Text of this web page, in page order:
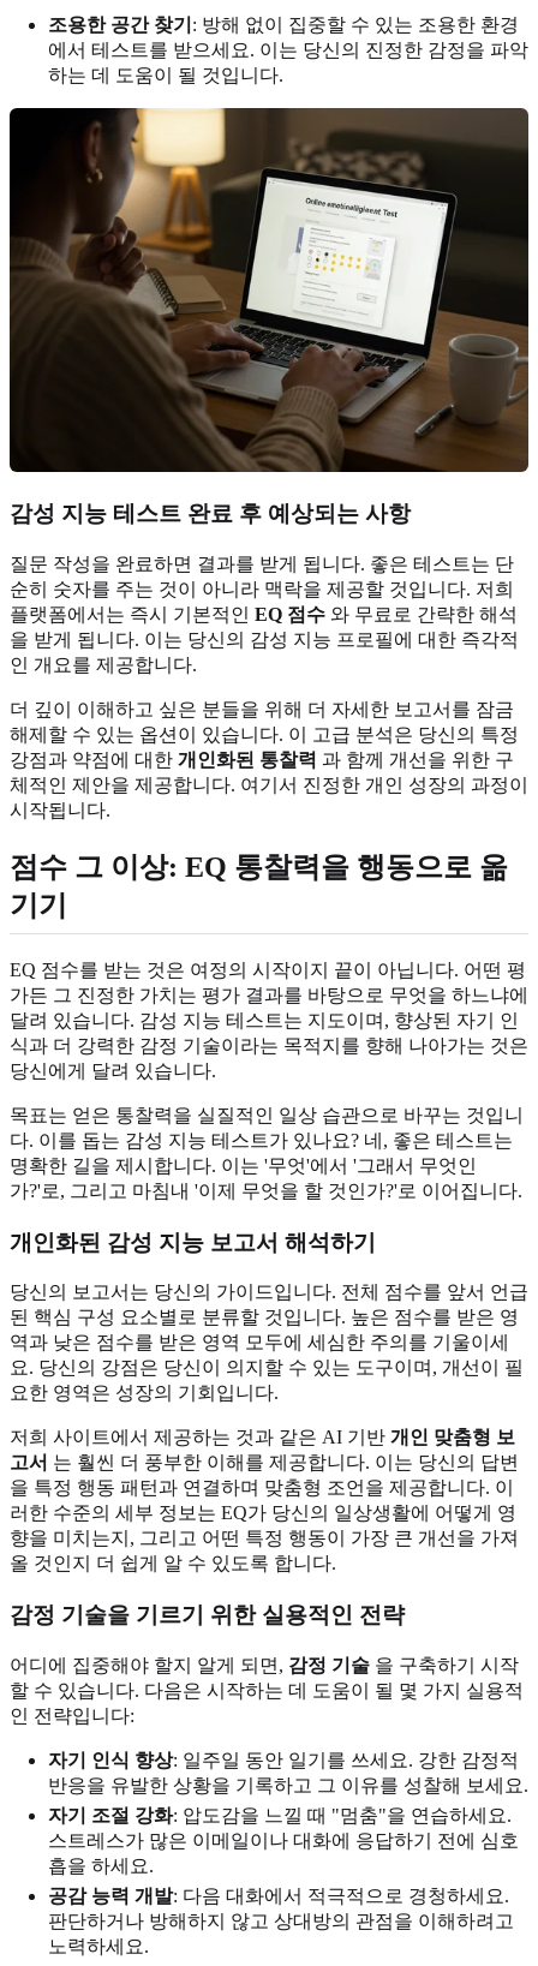
조용한 공간 찾기 : 방해 없이 집중할 수 있는 조용한 환경
에서 테스트를 받으세요. 이는 당신의 진정한 감정을 파악
하는 데 도움이 될 것입니다.
감성 지능 테스트 완료 후 예상되는 사항
질문 작성을 완료하면 결과를 받게 됩니다. 좋은 테스트는 단
순히 숫자를 주는 것이 아니라 맥락을 제공할 것입니다. 저희
플랫폼에서는 즉시 기본적인 EQ 점수 와 무료로 간략한 해석
을 받게 됩니다. 이는 당신의 감성 지능 프로필에 대한 즉각적
인 개요를 제공합니다.
더 깊이 이해하고 싶은 분들을 위해 더 자세한 보고서를 잠금
해제할 수 있는 옵션이 있습니다. 이 고급 분석은 당신의 특정
강점과 약점에 대한 개인화된 통찰력 과 함께 개선을 위한 구
체적인 제안을 제공합니다. 여기서 진정한 개인 성장의 과정이
시작됩니다.
점수 그 이상: EQ 통찰력을 행동으로 옮
기기
EQ 점수를 받는 것은 여정의 시작이지 끝이 아닙니다. 어떤 평
가든 그 진정한 가치는 평가 결과를 바탕으로 무엇을 하느냐에
달려 있습니다. 감성 지능 테스트는 지도이며, 향상된 자기 인
식과 더 강력한 감정 기술이라는 목적지를 향해 나아가는 것은
당신에게 달려 있습니다.
목표는 얻은 통찰력을 실질적인 일상 습관으로 바꾸는 것입니
다. 이를 돕는 감성 지능 테스트가 있나요? 네, 좋은 테스트는
명확한 길을 제시합니다. 이는 '무엇'에서 '그래서 무엇인
가?'로, 그리고 마침내 '이제 무엇을 할 것인가?'로 이어집니다.
개인화된 감성 지능 보고서 해석하기
당신의 보고서는 당신의 가이드입니다. 전체 점수를 앞서 언급
된 핵심 구성 요소별로 분류할 것입니다. 높은 점수를 받은 영
역과 낮은 점수를 받은 영역 모두에 세심한 주의를 기울이세
요. 당신의 강점은 당신이 의지할 수 있는 도구이며, 개선이 필
요한 영역은 성장의 기회입니다.
저희 사이트에서 제공하는 것과 같은 AI 기반 개인 맞춤형 보
고서 는 훨씬 더 풍부한 이해를 제공합니다. 이는 당신의 답변
을 특정 행동 패턴과 연결하며 맞춤형 조언을 제공합니다. 이
러한 수준의 세부 정보는 EQ가 당신의 일상생활에 어떻게 영
향을 미치는지, 그리고 어떤 특정 행동이 가장 큰 개선을 가져
올 것인지 더 쉽게 알 수 있도록 합니다.
감정 기술을 기르기 위한 실용적인 전략
어디에 집중해야 할지 알게 되면, 감정 기술 을 구축하기 시작
할 수 있습니다. 다음은 시작하는 데 도움이 될 몇 가지 실용적
인 전략입니다:
자기 인식 향상: 일주일 동안 일기를 쓰세요. 강한 감정적
반응을 유발한 상황을 기록하고 그 이유를 성찰해 보세요.
자기 조절 강화: 압도감을 느낄 때 "멈춤"을 연습하세요.
스트레스가 많은 이메일이나 대화에 응답하기 전에 심호
흡을 하세요.
공감 능력 개발: 다음 대화에서 적극적으로 경청하세요.
판단하거나 방해하지 않고 상대방의 관점을 이해하려고
노력하세요.